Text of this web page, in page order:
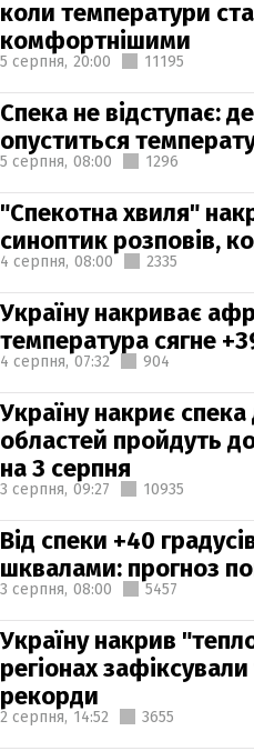
коли температури
комфортнішими
5 серпня, 20:00 11195
Спека не відступає:
опуститься
5 серпня, 08:00 1296
"Спекотна хвиля"
синоптик розповів,
4 серпня, 08:00 2335
Україну накриває
температура сягне
4 серпня, 07:32 904
Україну накриє
областей пройдуть
на 3 серпня
3 серпня, 09:27 10935
Від спеки +40
шквалами: прогноз
3 серпня, 08:00 5457
Україну накрив
регіонах
рекорди
2 серпня, 14:52 3655